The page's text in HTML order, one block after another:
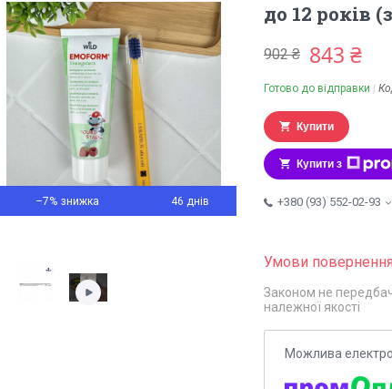
–7% 46 днів
до 12 років
902 ₴ 843 ₴
Готово до відправки
Купити
Купити з
+380 (93) 552-02-93
Законом не
належної якості